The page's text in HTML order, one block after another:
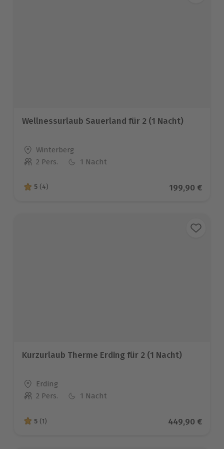
Wellnessurlaub Sauerland für 2 (1 Nacht)
Standort
Winterberg
Anzahl der Teilnehmer
2 Pers. 1 Nacht
5 von 5 Sternen basierend auf 4 Bewertungen
5 (4) Aktueller
199,90 €
Kurzurlaub Therme Erding für 2 (1 Nacht)
Standort
Erding
Anzahl der Teilnehmer
2 Pers. 1 Nacht
5 von 5 Sternen basierend auf 1 Bewertungen
5 (1) Aktueller
449,90 €